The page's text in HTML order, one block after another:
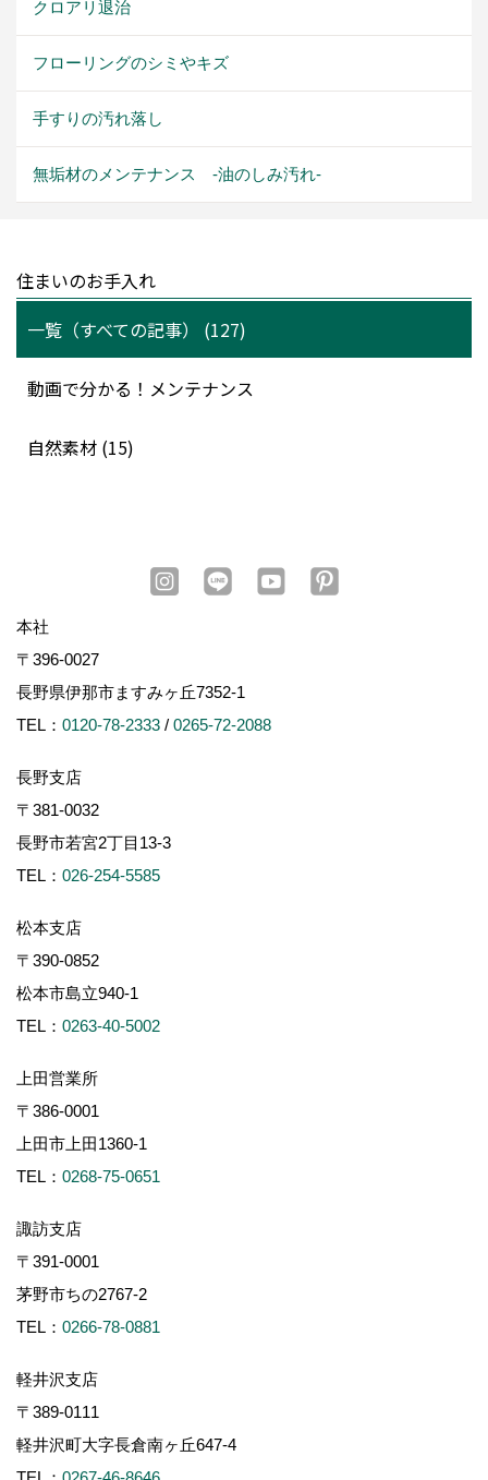
クロアリ退治
フローリングのシミやキズ
手すりの汚れ落し
無垢材のメンテナンス -油のしみ汚れ-
住まいのお手入れ
一覧（すべての記事） (127)
動画で分かる！メンテナンス
自然素材 (15)
本社
〒396-0027
長野県伊那市ますみヶ丘7352-1
TEL： 0120-78-2333 / 0265-72-2088
長野支店
〒381-0032
長野市若宮2丁目13-3
TEL： 026-254-5585
松本支店
〒390-0852
松本市島立940-1
TEL： 0263-40-5002
上田営業所
〒386-0001
上田市上田1360-1
TEL： 0268-75-0651
諏訪支店
〒391-0001
茅野市ちの2767-2
TEL： 0266-78-0881
軽井沢支店
〒389-0111
軽井沢町大字長倉南ヶ丘647-4